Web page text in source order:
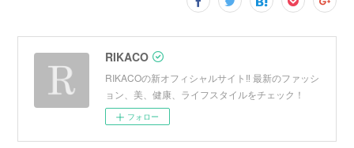
RIKACO
RIKACOの新オフィシャルサイト‼︎ 最新のファッシ
ョン、美、健康、ライフスタイルをチェック！
フォロー